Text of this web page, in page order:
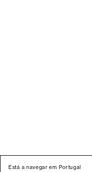
Está a navegar em Portugal